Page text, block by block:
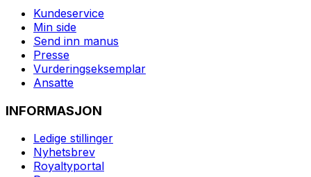
Kundeservice
Min side
Send inn manus
Presse
Vurderingseksemplar
Ansatte
INFORMASJON
Ledige stillinger
Nyhetsbrev
Royaltyportal